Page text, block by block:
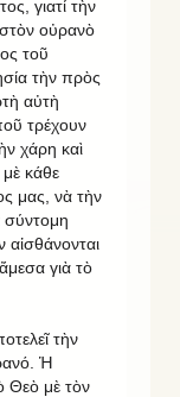
γιατί τὴν
στὸν οὐρανὸ
τοῦ
τὴν πρὸς
αὐτὴ
τρέχουν
χάρη καὶ
κάθε
μας, νὰ τὴν
σύντομη
αἰσθάνονται
γιὰ τὸ
τὴν
Ἡ
Θεὸ μὲ τὸν